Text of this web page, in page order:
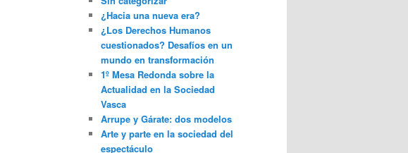
¿Hacia una nueva era?
¿Los Derechos Humanos
cuestionados? Desafíos en un
mundo en transformación
1º Mesa Redonda sobre la
Actualidad en la Sociedad
Vasca
Arrupe y Gárate: dos modelos
Arte y parte en la sociedad del
espectáculo